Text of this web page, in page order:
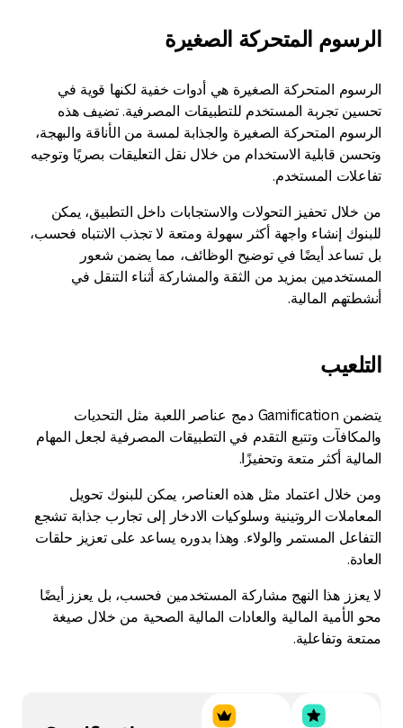
الرسوم المتحركة الصغيرة
الرسوم المتحركة الصغيرة هي أدوات خفية لكنها قوية في
تحسين تجربة المستخدم للتطبيقات المصرفية. تضيف هذه
الرسوم المتحركة الصغيرة والجذابة لمسة من الأناقة والبهجة،
وتحسن قابلية الاستخدام من خلال نقل التعليقات بصريًا وتوجيه
تفاعلات المستخدم.
من خلال تحفيز التحولات والاستجابات داخل التطبيق، يمكن
للبنوك إنشاء واجهة أكثر سهولة ومتعة لا تجذب الانتباه فحسب،
بل تساعد أيضًا في توضيح الوظائف، مما يضمن شعور
المستخدمين بمزيد من الثقة والمشاركة أثناء التنقل في
أنشطتهم المالية.
التلعيب
يتضمن Gamification دمج عناصر اللعبة مثل التحديات
والمكافآت وتتبع التقدم في التطبيقات المصرفية لجعل المهام
المالية أكثر متعة وتحفيزًا.
ومن خلال اعتماد مثل هذه العناصر، يمكن للبنوك تحويل
المعاملات الروتينية وسلوكيات الادخار إلى تجارب جذابة تشجع
التفاعل المستمر والولاء. وهذا بدوره يساعد على تعزيز حلقات
العادة.
لا يعزز هذا النهج مشاركة المستخدمين فحسب، بل يعزز أيضًا
محو الأمية المالية والعادات المالية الصحية من خلال صيغة
ممتعة وتفاعلية.